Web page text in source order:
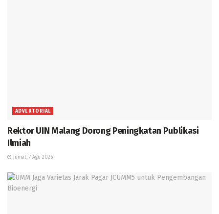
ADVERTORIAL
Rektor UIN Malang Dorong Peningkatan Publikasi
Ilmiah
Jumat, 7 Agu 2026